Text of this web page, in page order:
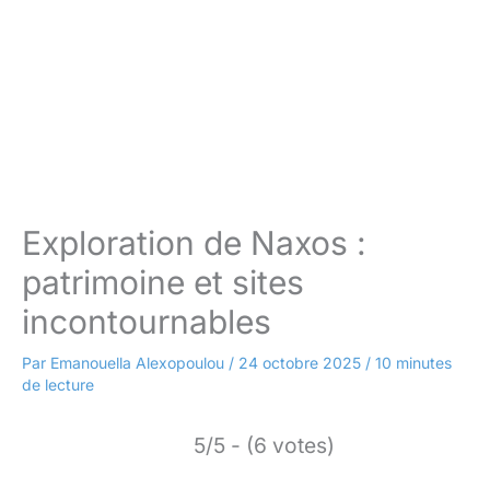
Exploration de Naxos :
patrimoine et sites
incontournables
Par Emanouella Alexopoulou / 24 octobre 2025 / 10 minutes
de lecture
5/5 - (6 votes)